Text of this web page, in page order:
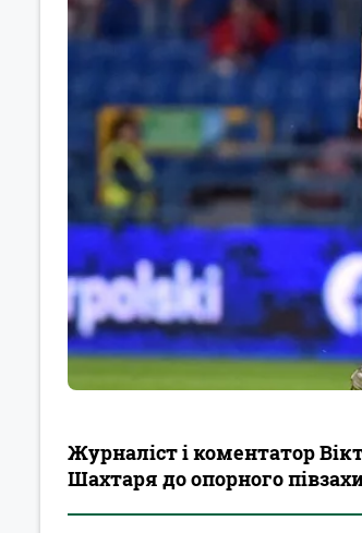
Журналіст і коментатор
Шахтаря до опорного